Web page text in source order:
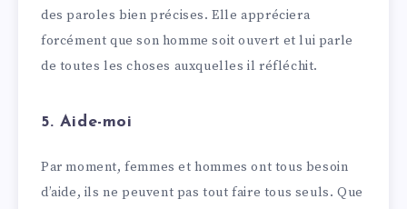
des paroles bien précises. Elle appréciera
forcément que son homme soit ouvert et lui parle
de toutes les choses auxquelles il réfléchit.
5. Aide-moi
Par moment, femmes et hommes ont tous besoin
d’aide, ils ne peuvent pas tout faire tous seuls. Que